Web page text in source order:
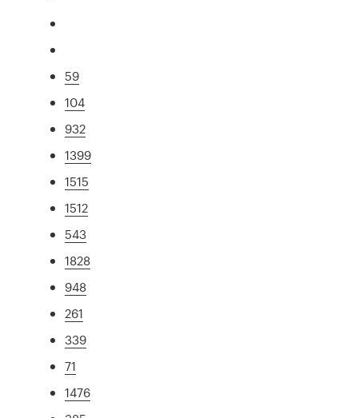
59
104
932
1399
1515
1512
543
1828
948
261
339
71
1476